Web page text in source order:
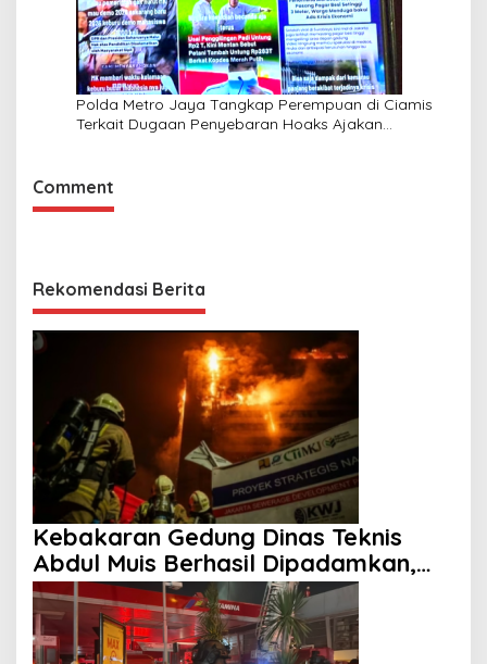
Polda Metro Jaya Tangkap Perempuan di Ciamis
Terkait Dugaan Penyebaran Hoaks Ajakan
Comment
Rekomendasi Berita
Kebakaran Gedung Dinas Teknis
Abdul Muis Berhasil Dipadamkan,
Layanan Publik Tetap Berjalan